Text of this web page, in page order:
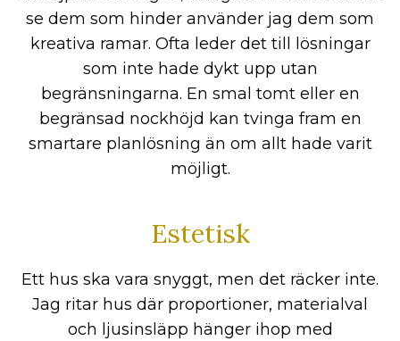
se dem som hinder använder jag dem som
kreativa ramar. Ofta leder det till lösningar
som inte hade dykt upp utan
begränsningarna. En smal tomt eller en
begränsad nockhöjd kan tvinga fram en
smartare planlösning än om allt hade varit
möjligt.
Estetisk
Ett hus ska vara snyggt, men det räcker inte.
Jag ritar hus där proportioner, materialval
och ljusinsläpp hänger ihop med